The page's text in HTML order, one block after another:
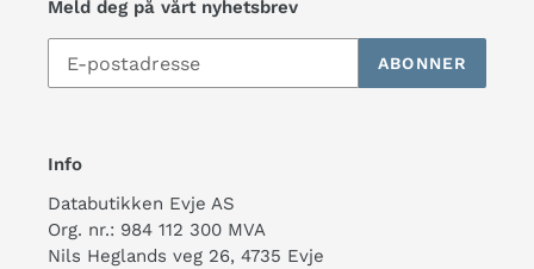
Meld deg på vårt nyhetsbrev
ABONNER
Info
Databutikken Evje AS
Org. nr.: 984 112 300 MVA
Nils Heglands veg 26, 4735 Evje